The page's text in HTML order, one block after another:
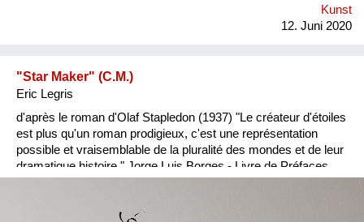
Kunst
12. Juni 2020
"Star Maker" (C.M.)
Eric Legris
d'après le roman d'Olaf Stapledon (1937) "Le créateur d'étoiles
est plus qu'un roman prodigieux, c'est une représentation
possible et vraisemblable de la pluralité des mondes et de leur
dramatique histoire." Jorge Luis Borges - Livre de Préfaces
wahrscheinliche glaubhafte Darstellung der Vielzahl der Welten